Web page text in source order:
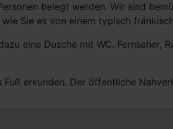
belegt werden. Wir sind
Sie es von einem typisch
eine Dusche mit WC. Fernseher,
erkunden. Der öffentliche